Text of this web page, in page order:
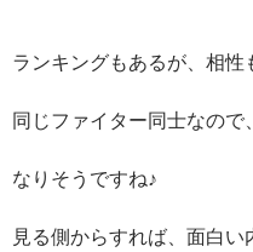
ランキングもあるが、相
同じファイター同士なので
なりそうですね♪
見る側からすれば、面白い